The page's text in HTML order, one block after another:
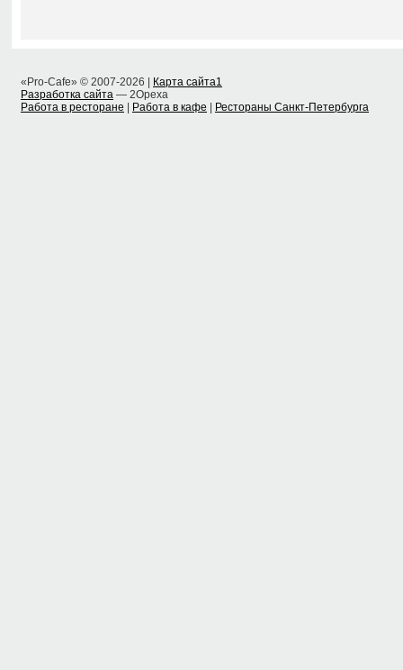
«Pro-Cafe» © 2007-2026 | Карта сайта1
Разработка сайта — 2Opexa
Работа в ресторане | Работа в кафе | Рестораны Санкт-Петербурга